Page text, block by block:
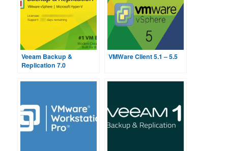
Veeam Backup &
Replication 7.0
VMWare Client 5.1 – 5.5